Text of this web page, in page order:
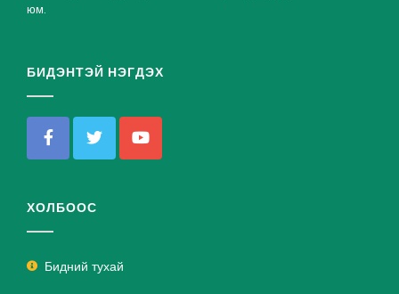
юм.
БИДЭНТЭЙ НЭГДЭХ
ХОЛБООС
Бидний тухай